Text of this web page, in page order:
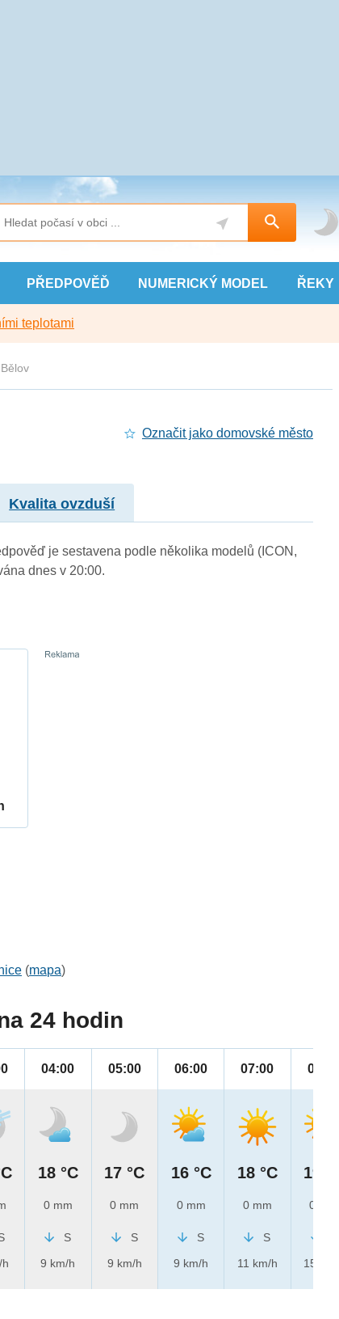
PŘEDPOVĚĎ NUMERICKÝ MODEL ŘEKY
teplotami
Bělov
Označit jako domovské město
Kvalita ovzduší
je sestavena podle několika modelů (ICON,
dnes v 20:00.
(mapa)
24 hodin
04:00
18 °C
0 mm
S
9 km/h
05:00
17 °C
0 mm
S
9 km/h
06:00
16 °C
0 mm
S
9 km/h
07:00
18 °C
0 mm
S
11 km/h
08:00
19 °C
0 mm
15 km/h